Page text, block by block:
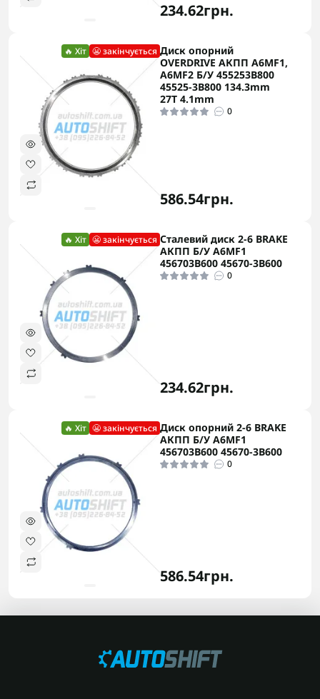
234.62грн.
🔥 Хіт 😬 закінчується Диск опорний
OVERDRIVE АКПП A6MF1,
A6MF2 Б/У 455253B800
45525-3B800 134.3mm
27T 4.1mm
0
586.54грн.
🔥 Хіт 😬 закінчується Сталевий диск 2-6 BRAKE
АКПП Б/У A6MF1
456703B600 45670-3B600
0
234.62грн.
🔥 Хіт 😬 закінчується Диск опорний 2-6 BRAKE
АКПП Б/У A6MF1
456703B600 45670-3B600
0
586.54грн.